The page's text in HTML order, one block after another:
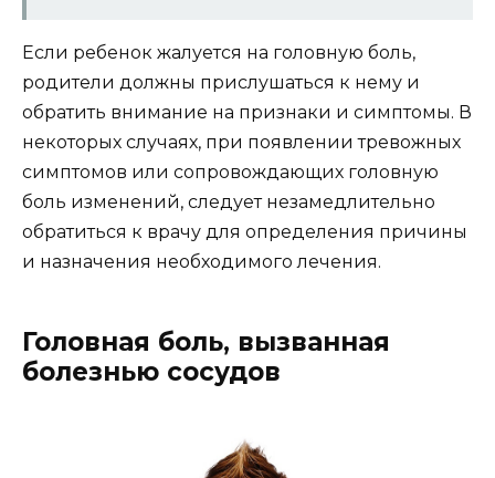
Если ребенок жалуется на головную боль,
родители должны прислушаться к нему и
обратить внимание на признаки и симптомы. В
некоторых случаях, при появлении тревожных
симптомов или сопровождающих головную
боль изменений, следует незамедлительно
обратиться к врачу для определения причины
и назначения необходимого лечения.
Головная боль, вызванная
болезнью сосудов